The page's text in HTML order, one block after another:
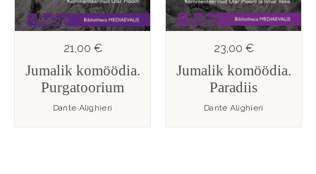
21,00 €
Jumalik komöödia.
Purgatoorium
Dante Alighieri
23,00 €
Jumalik komöödia.
Paradiis
Dante Alighieri